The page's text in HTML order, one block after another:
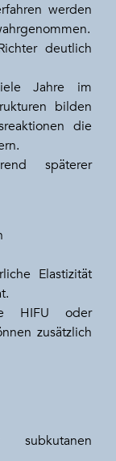
werden
deutlich
Jahre im
bilden
die
späterer
Elastizität
HIFU oder
zusätzlich